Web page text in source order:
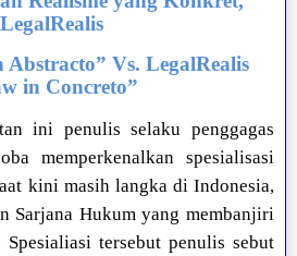
LegalRealis
Abstracto” Vs. LegalRealis
in Concreto”
ini penulis selaku penggagas
memperkenalkan spesialisasi
kini masih langka di Indonesia,
Sarjana Hukum yang membanjiri
tersebut penulis sebut